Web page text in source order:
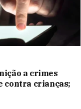
a crimes
contra crianças;